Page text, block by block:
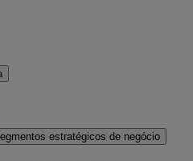
estratégicos de negócio